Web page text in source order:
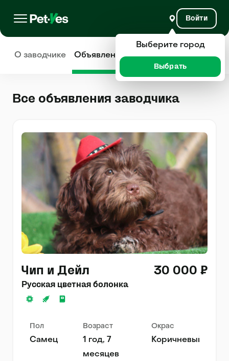
Войти
О заводчике Объявления Отзывы
Все объявления заводчика
Чип и Дейл 30 000 ₽
Русская цветная болонка
Пол
Самец
Возраст
1 год, 7
месяцев
Окрас
Коричневый
Выберите город
Выбрать